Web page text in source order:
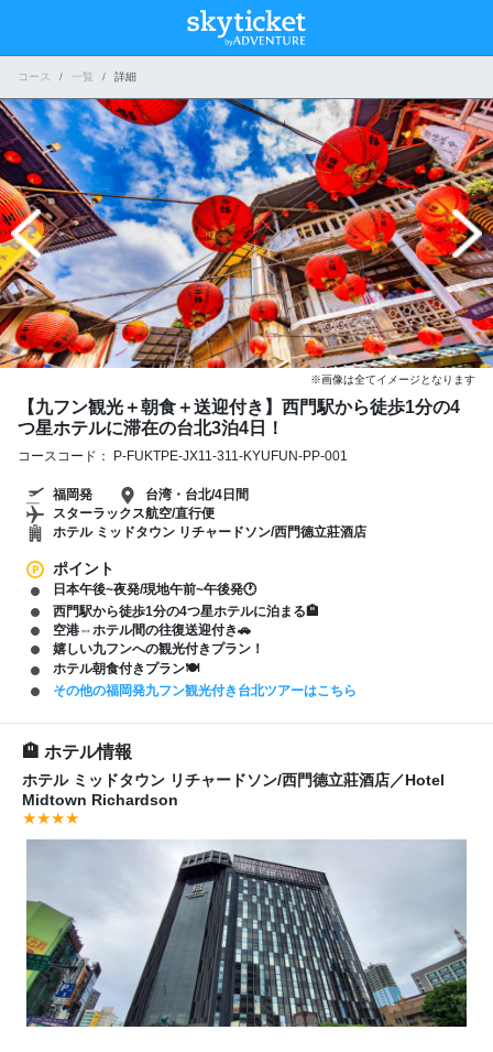
コース 一覧 詳細
※画像は全てイメージとなります
【九フン観光＋朝食＋送迎付き】西門駅から徒歩1分の4
つ星ホテルに滞在の台北3泊4日！
コースコード： P-FUKTPE-JX11-311-KYUFUN-PP-001
福岡発
台湾・台北/4日間
スターラックス航空/直行便
ホテル ミッドタウン リチャードソン/西門德立莊酒店
ポイント
日本午後~夜発/現地午前~午後発🕐
西門駅から徒歩1分の4つ星ホテルに泊まる🏨
空港⇔ホテル間の往復送迎付き🚗
嬉しい九フンへの観光付きプラン！
ホテル朝食付きプラン🍽️
その他の福岡発九フン観光付き台北ツアーはこちら
ホテル情報
ホテル ミッドタウン リチャードソン/西門德立莊酒店／Hotel
Midtown Richardson
★★★★